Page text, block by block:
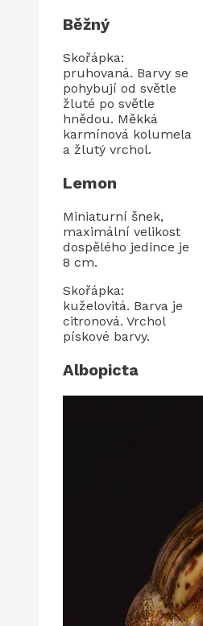
Běžný
Skořápka:
pruhovaná. Barvy se
pohybují od světle
žluté po světle
hnědou. Měkká
karmínová kolumela
a žlutý vrchol.
Lemon
Miniaturní šnek,
maximální velikost
dospělého jedince je
8 cm.
Skořápka:
kuželovitá. Barva je
citronová. Vrchol
pískové barvy.
Albopicta